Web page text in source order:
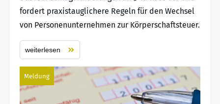
fordert praxistauglichere Regeln für den Wechsel
von Personenunternehmen zur Körperschaftsteuer.
weiterlesen
Meldung